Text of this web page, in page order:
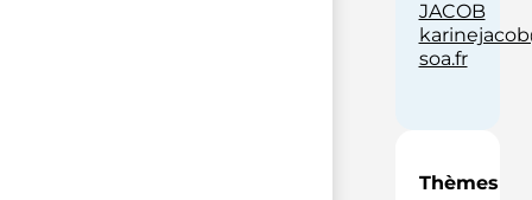
JACOB
soa.fr
Thèmes